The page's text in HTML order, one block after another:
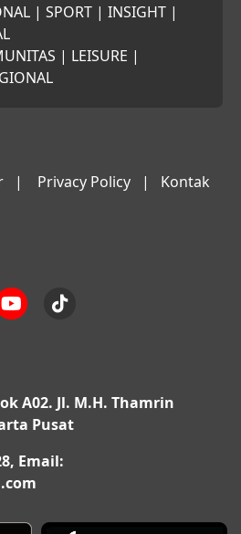
| SPORT | INSIGHT |
| LEISURE |
| Privacy Policy | Kontak
A02. Jl. M.H. Thamrin
Pusat
Email: